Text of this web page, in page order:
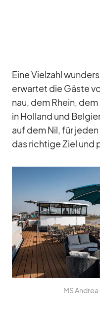
Eine Viel­zahl
er­war­tet die Gäste
nau, dem Rhein,
in Hol­land und
auf dem Nil, für
das rich­tige Ziel und
MS